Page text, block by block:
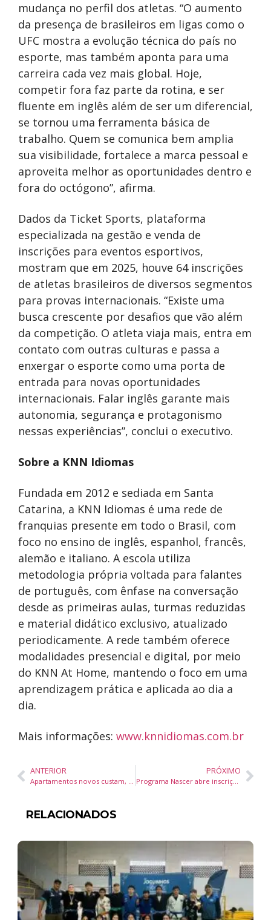
mudança no perfil dos atletas. “O aumento
da presença de brasileiros em ligas como o
UFC mostra a evolução técnica do país no
esporte, mas também aponta para uma
carreira cada vez mais global. Hoje,
competir fora faz parte da rotina, e ser
fluente em inglês além de ser um diferencial,
se tornou uma ferramenta básica de
trabalho. Quem se comunica bem amplia
sua visibilidade, fortalece a marca pessoal e
aproveita melhor as oportunidades dentro e
fora do octógono”, afirma.
Dados da Ticket Sports, plataforma
especializada na gestão e venda de
inscrições para eventos esportivos,
mostram que em 2025, houve 64 inscrições
de atletas brasileiros de diversos segmentos
para provas internacionais. “Existe uma
busca crescente por desafios que vão além
da competição. O atleta viaja mais, entra em
contato com outras culturas e passa a
enxergar o esporte como uma porta de
entrada para novas oportunidades
internacionais. Falar inglês garante mais
autonomia, segurança e protagonismo
nessas experiências”, conclui o executivo.
Sobre a KNN Idiomas
Fundada em 2012 e sediada em Santa
Catarina, a KNN Idiomas é uma rede de
franquias presente em todo o Brasil, com
foco no ensino de inglês, espanhol, francês,
alemão e italiano. A escola utiliza
metodologia própria voltada para falantes
de português, com ênfase na conversação
desde as primeiras aulas, turmas reduzidas
e material didático exclusivo, atualizado
periodicamente. A rede também oferece
modalidades presencial e digital, por meio
do KNN At Home, mantendo o foco em uma
aprendizagem prática e aplicada ao dia a
dia.
Mais informações: www.knnidiomas.com.br
ANTERIOR
Apartamentos novos custam, em média, R$ 880 mil em Joinville
PRÓXIMO
Programa Nascer abre inscrições para pré-incubação de ideias inovadoras com apoio da Fapesc em Santa Catarina
RELACIONADOS